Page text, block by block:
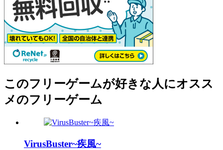
このフリーゲームが好きな人にオスス
メのフリーゲーム
VirusBuster~疾風~